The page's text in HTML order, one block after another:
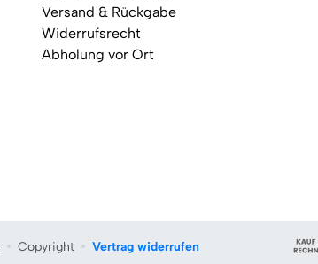
Versand & Rückgabe
Widerrufsrecht
Abholung vor Ort
Copyright Vertrag widerrufen